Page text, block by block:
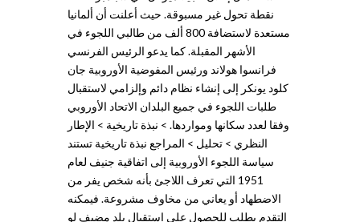
نقطة تحول غير مسبوقة. حيث أعلنت أن ألمانيا
مستعدة لاستضافة 800 ألف من طالبي اللجوء في
الأشهر المقبلة. كما يدعو الرئيس الفرنسي
فرانسوا هولاند ورئيس المفوضية الأوروبية جان
كلود يونكر إلى إنشاء نظام دائم وإلزامي لاستقبال
طلبات اللجوء في جميع البلدان الاتحاد الأوروبي
وفقا لعدد سكانها ومواردها. > نبذة تاريخية > الإطار
النظري > تحليل > المراجع نبذة تاريخية تستند
سياسة اللجوء الأوروبية إلى اتفاقية جنيف لعام
1951 التي تعرف اللاجئ بأنه شخص يفر من
الاضطهاد أو يعاني من مخاوف مشروعة. فيمكنه
التقدم بطلب للحصول على استقبال بلد مضيف لو